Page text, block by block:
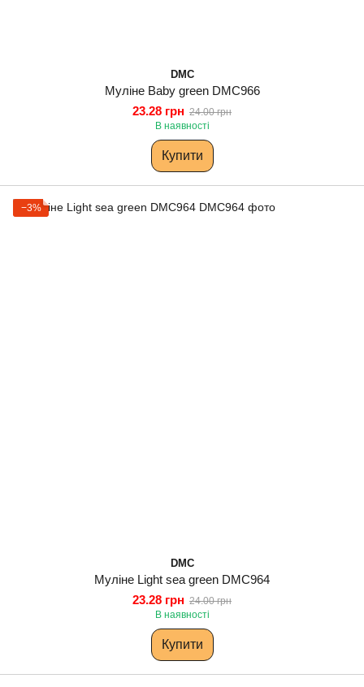
DMC
Муліне Baby green DMC966
23.28 грн 24.00 грн
В наявності
Купити
−3%
DMC
Муліне Light sea green DMC964
23.28 грн 24.00 грн
В наявності
Купити